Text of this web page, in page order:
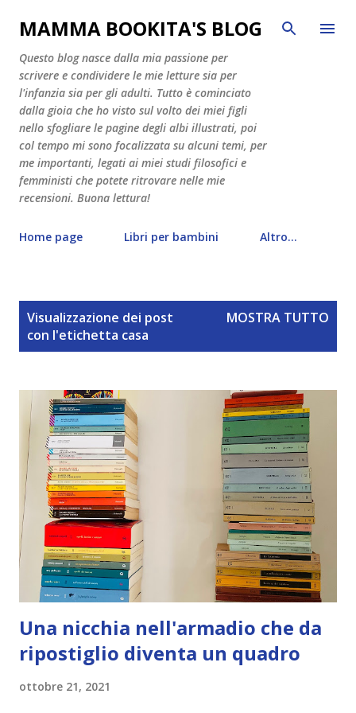
Passa ai contenuti principali
MAMMA BOOKITA'S BLOG
Questo blog nasce dalla mia passione per
scrivere e condividere le mie letture sia per
l'infanzia sia per gli adulti. Tutto è cominciato
dalla gioia che ho visto sul volto dei miei figli
nello sfogliare le pagine degli albi illustrati, poi
col tempo mi sono focalizzata su alcuni temi, per
me importanti, legati ai miei studi filosofici e
femministi che potete ritrovare nelle mie
recensioni. Buona lettura!
Home page Libri per bambini Altro…
Visualizzazione dei post
con l'etichetta casa
MOSTRA TUTTO
Una nicchia nell'armadio che da
ripostiglio diventa un quadro
ottobre 21, 2021